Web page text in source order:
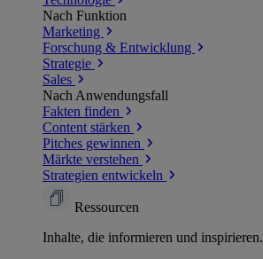
Nach Funktion
Marketing
Forschung & Entwicklung
Strategie
Sales
Nach Anwendungsfall
Fakten finden
Content stärken
Pitches gewinnen
Märkte verstehen
Strategien entwickeln
Ressourcen
Inhalte, die informieren und inspirieren.